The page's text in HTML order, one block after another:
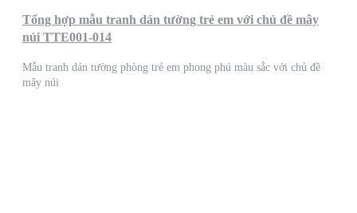
Tổng hợp mẫu tranh dán tường trẻ em với chủ đề mây
núi TTE001-014
Mẫu tranh dán tường phòng trẻ em phong phú màu sắc với chủ đề
mây núi